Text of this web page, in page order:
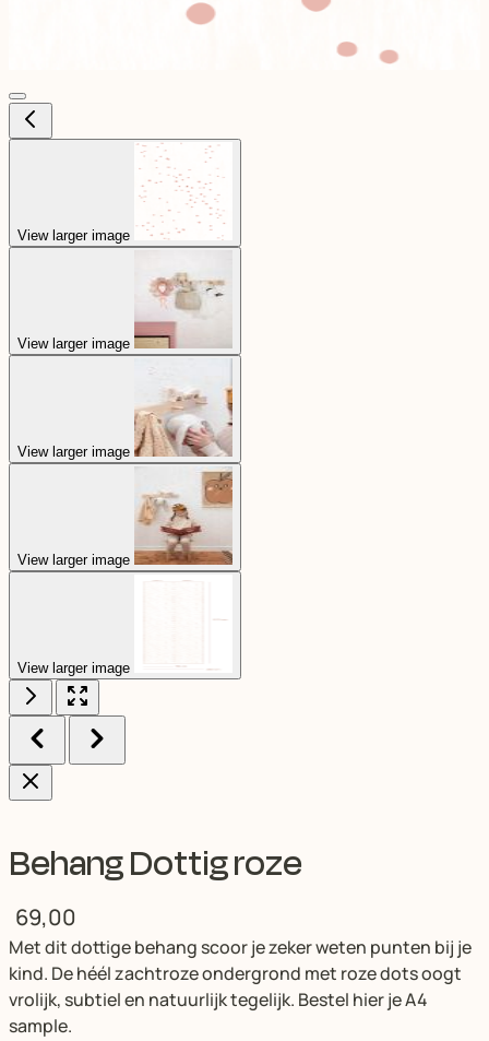
View larger image
View larger image
View larger image
View larger image
View larger image
Behang Dottig roze
69,00
Met dit dottige behang scoor je zeker weten punten bij je
kind. De héél zachtroze ondergrond met roze dots oogt
vrolijk, subtiel en natuurlijk tegelijk. Bestel hier je A4
sample.